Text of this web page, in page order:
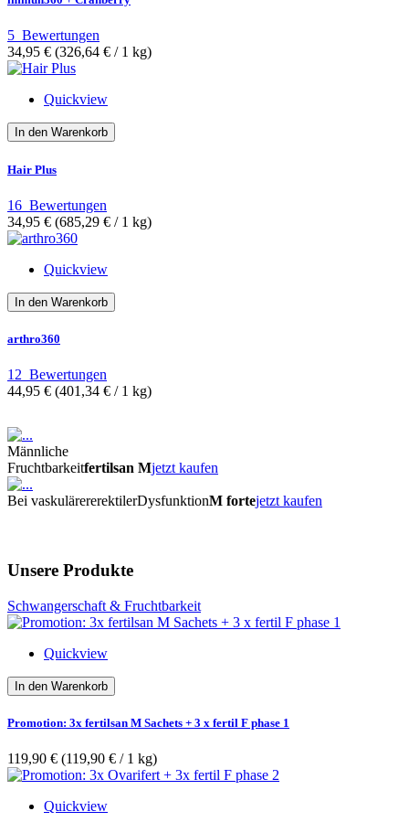
5 Bewertungen
34,95 € (326,64 €­ / 1 kg)
Quickview
In den Warenkorb
Hair Plus
16 Bewertungen
34,95 € (685,29 €­ / 1 kg)
Quickview
In den Warenkorb
arthro360
12 Bewertungen
44,95 € (401,34 €­ / 1 kg)
Männliche
Fruchtbarkeitfertilsan Mjetzt kaufen
Bei vaskulärererektilerDysfunktionM fortejetzt kaufen
Unsere Produkte
Schwangerschaft & Fruchtbarkeit
Quickview
In den Warenkorb
Promotion: 3x fertilsan M Sachets + 3 x fertil F phase 1
119,90 € (119,90 €­ / 1 kg)
Quickview